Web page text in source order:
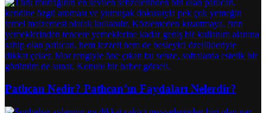
Patlıcan Nedir? Patlıcan’ın Faydaları Nelerdir?